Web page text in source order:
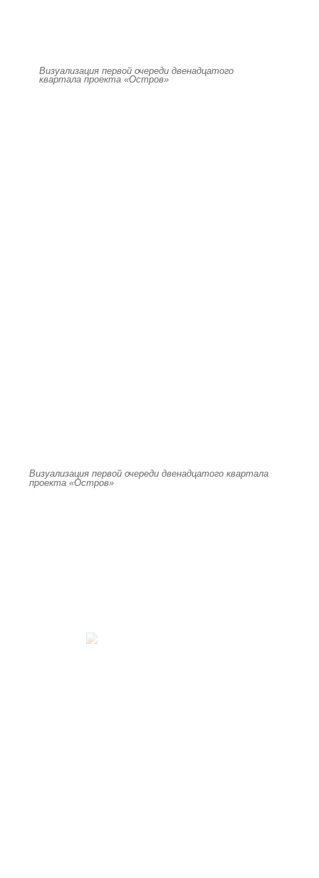
Визуализация первой очереди двенадцатого
квартала проекта «Остров»
Визуализация первой очереди двенадцатого квартала
проекта «Остров»